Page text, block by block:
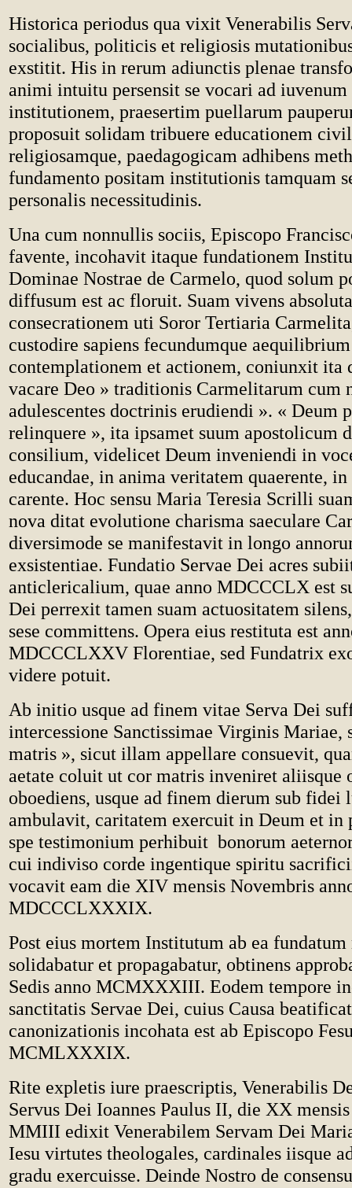
Historica periodus qua vixit Venerabilis
socialibus, politicis et religiosis
exstitit. His in rerum adiunctis plenae
animi intuitu persensit se vocari ad iuvenum
institutionem, praesertim puellarum
proposuit solidam tribuere educationem
religiosamque, paedagogicam adhibens
fundamento positam institutionis tamquam
personalis necessitudinis.
Una cum nonnullis sociis, Episcopo
favente, incohavit itaque fundationem
Dominae Nostrae de Carmelo, quod solum
diffusum est ac floruit. Suam vivens
consecrationem uti Soror Tertiaria
custodire sapiens fecundumque
contemplationem et actionem, coniunxit
vacare Deo » traditionis Carmelitarum cum
adulescentes doctrinis erudiendi ». « Deum
relinquere », ita ipsamet suum apostolicum
consilium, videlicet Deum inveniendi in
educandae, in anima veritatem quaerente,
carente. Hoc sensu Maria Teresia Scrilli
nova ditat evolutione charisma saeculare
diversimode se manifestavit in longo
exsistentiae. Fundatio Servae Dei acres
anticlericalium, quae anno MDCCCLX est
Dei perrexit tamen suam actuositatem
sese committens. Opera eius restituta est
MDCCCLXXV Florentiae, sed Fundatrix
videre potuit.
Ab initio usque ad finem vitae Serva Dei
intercessione Sanctissimae Virginis Mariae,
matris », sicut illam appellare consuevit,
aetate coluit ut cor matris inveniret aliisque
oboediens, usque ad finem dierum sub fidei
ambulavit, caritatem exercuit in Deum et in
spe testimonium perhibuit bonorum
cui indiviso corde ingentique spiritu
vocavit eam die XIV mensis Novembris
MDCCCLXXXIX.
Post eius mortem Institutum ab ea
solidabatur et propagabatur, obtinens
Sedis anno MCMXXXIII. Eodem tempore
sanctitatis Servae Dei, cuius Causa
canonizationis incohata est ab Episcopo
MCMLXXXIX.
Rite expletis iure praescriptis, Venerabilis
Servus Dei Ioannes Paulus II, die XX
MMIII edixit Venerabilem Servam Dei
Iesu virtutes theologales, cardinales iisque
gradu exercuisse. Deinde Nostro de